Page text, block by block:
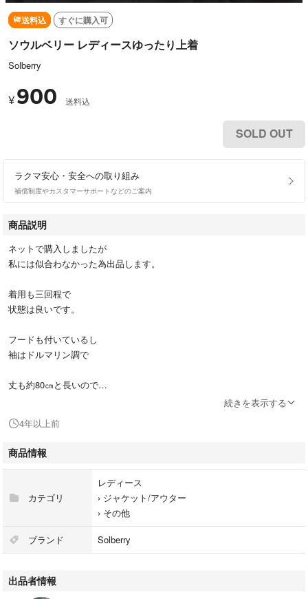
送料込 すぐに購入可
ソウルベリー レディースゆったり上着
Solberry
¥ 900 送料込
SOLD OUT
ラクマ安心・安全への取り組み
補償制度やカスタマーサポートなどのご案内
商品説明
ネットで購入しましたが
私には似合わなかった為出品します。
着用も三回程で
状態は良いです。
フードも付いているし
袖はドルマリン調で
丈も約80㎝と長いので
スウェット素材で着やすいし
全体的にゆったりで
体型カバーにももってこいのアイテムですよ(^^)
ボタンがおっきいのもインパクトありで
可愛いです。
ポケットも２個ついてます。
#上着
続きを表示する
4年以上前
商品情報
カテゴリ
レディース
› ジャケット/アウター
› その他
ブランド Solberry
出品者情報